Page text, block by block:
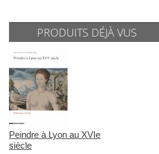
PRODUITS DÉJÀ VUS
Peindre à Lyon au XVIe
siècle